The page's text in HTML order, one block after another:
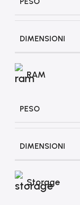
DIMENSIONI
RAM
PESO
DIMENSIONI
Storage